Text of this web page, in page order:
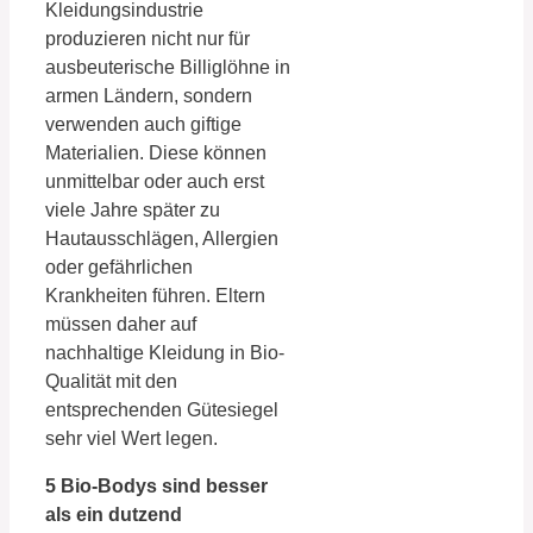
Kleidungsindustrie
produzieren nicht nur für
ausbeuterische Billiglöhne in
armen Ländern, sondern
verwenden auch giftige
Materialien. Diese können
unmittelbar oder auch erst
viele Jahre später zu
Hautausschlägen, Allergien
oder gefährlichen
Krankheiten führen. Eltern
müssen daher auf
nachhaltige Kleidung in Bio-
Qualität mit den
entsprechenden Gütesiegel
sehr viel Wert legen.
5 Bio-Bodys sind besser
als ein dutzend